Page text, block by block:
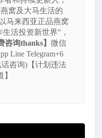
窝及大马生活的
马来西亚正品燕窝
活投资新世界”，
咨询thanks】 微信
Line Telegram+6
话咨询)【计划违法